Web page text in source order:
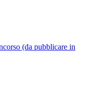
(da pubblicare in